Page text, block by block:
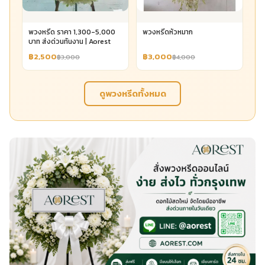
พวงหรีด ราคา 1,300-5,000
บาท ส่งด่วนทันงาน | Aorest
฿2,500฿3,000
พวงหรีดหัวหมาก
฿3,000฿4,000
ดูพวงหรีดทั้งหมด